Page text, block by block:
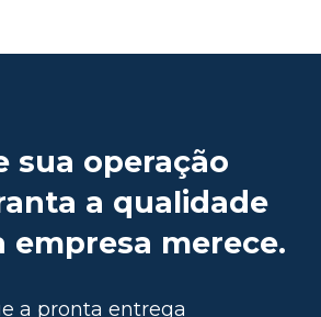
sua operação
a qualidade
empresa merece.
a pronta entrega